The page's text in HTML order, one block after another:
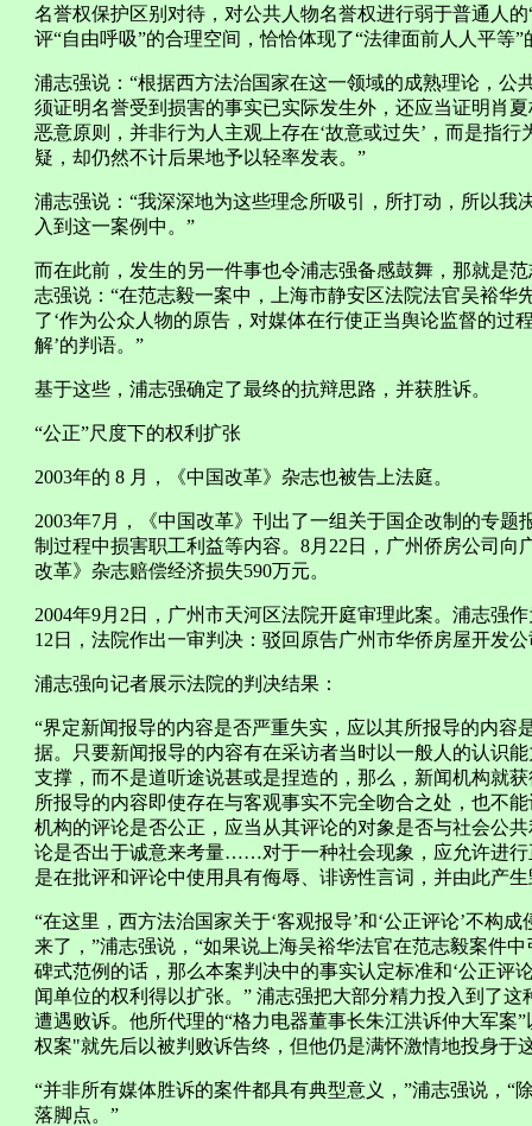
名誉权保护区别对待，对公共人物名誉权进行弱于普通人
评“自由呼吸”的合理空间，恰恰体现了“法律面前人人平等”
浦志强说：“根据西方法治国家在这一领域的成熟理论，公
须证明名誉受到损害的事实已实际发生外，还应当证明肖
恶意原则，并非行为人主观上存在‘故意或过失’，而是指
疑，却仍然不计后果地予以轻率发表。”
浦志强说：“我深深地为这些理念所吸引，所打动，所以我
入到这一案例中。”
而在此前，发生的另一件事也令浦志强备感鼓舞，那就是
志强说：“在范志毅一案中，上海市静安区法院法官吴裕华
了‘作为公众人物的原告，对媒体在行使正当舆论监督的过
解’的判语。”
基于这些，浦志强确定了最终的抗辩思路，并获胜诉。
“公正”尺度下的权利扩张
2003年的 8 月，《中国改革》杂志也被告上法庭。
2003年7月，《中国改革》刊出了一组关于国企改制的专
制过程中损害职工利益等内容。8月22日，广州侨房公司
改革》杂志赔偿经济损失590万元。
2004年9月2日，广州市天河区法院开庭审理此案。浦志强
12日，法院作出一审判决：驳回原告广州市华侨房屋开发
浦志强向记者展示法院的判决结果：
“界定新闻报导的内容是否严重失实，应以其所报导的内容
据。只要新闻报导的内容有在采访者当时以一般人的认识
支撑，而不是道听途说甚或是捏造的，那么，新闻机构就
所报导的内容即使存在与客观事实不完全吻合之处，也不
机构的评论是否公正，应当从其评论的对象是否与社会公
论是否出于诚意来考量……对于一种社会现象，应允许进
是在批评和评论中使用具有侮辱、诽谤性言词，并由此产
“在这里，西方法治国家关于‘客观报导’和‘公正评论’不构
来了，”浦志强说，“如果说上海吴裕华法官在范志毅案件
碑式范例的话，那么本案判决中的事实认定标准和‘公正评
闻单位的权利得以扩张。” 浦志强把大部分精力投入到了
遭遇败诉。他所代理的“格力电器董事长朱江洪诉仲大军案
权案"就先后以被判败诉告终，但他仍是满怀激情地投身于
“并非所有媒体胜诉的案件都具有典型意义，”浦志强说，“
落脚点。”